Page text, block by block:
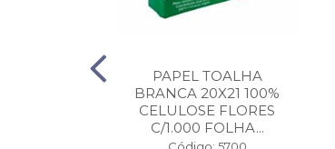
PAPEL TOALHA
BRANCA 20X21 100%
CELULOSE FLORES
C/1.000 FOLHA...
Código: 5700